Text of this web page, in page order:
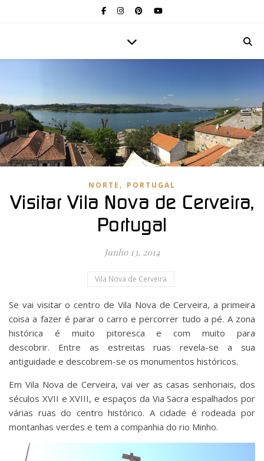
NORTE , PORTUGAL
Visitar Vila Nova de Cerveira,
Portugal
Junho 13, 2014
Vila Nova de Cerveira
Se vai visitar o centro de Vila Nova de Cerveira, a primeira
coisa a fazer é parar o carro e percorrer tudo a pé. A zona
histórica é muito pitoresca e com muito para
descobrir. Entre as estreitas ruas revela-se a sua
antiguidade e descobrem-se os monumentos históricos.
Em Vila Nova de Cerveira, vai ver as casas senhoriais, dos
séculos XVII e XVIII, e espaços da Via Sacra espalhados por
várias ruas do centro histórico. A cidade é rodeada por
montanhas verdes e tem a companhia do rio Minho.